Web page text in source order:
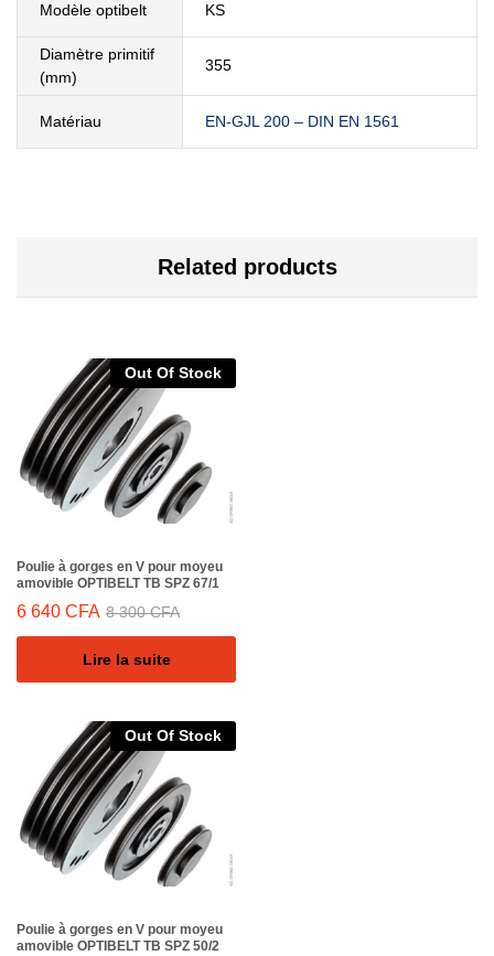
Modèle optibelt KS
Diamètre primitif
(mm)
355
Matériau EN-GJL 200 – DIN EN 1561
Related products
Out Of Stock
Poulie à gorges en V pour moyeu
amovible OPTIBELT TB SPZ 67/1
6 640 CFA 8 300CFA
Lire la suite
Out Of Stock
Poulie à gorges en V pour moyeu
amovible OPTIBELT TB SPZ 50/2